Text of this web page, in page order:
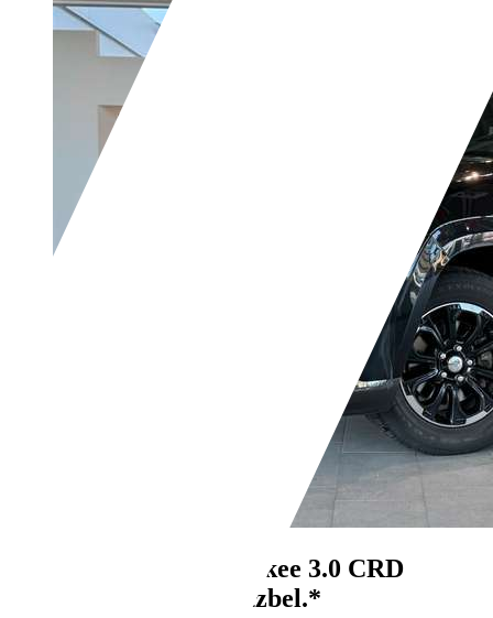
Jeep Grand Cherokee 3.0 CRD
Summit*ACC*Sitzbel.*